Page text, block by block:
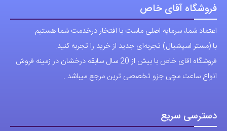
گزینه
ها
ممکن
است
در
انتخاب
فروشگاه آقای خاص
اعتماد شما، سرمایه اصلی ماست.با افتخار درخدمت شما هستیم.
با (مستر اسپشیال) تجربه‌ای جدید از خرید را تجربه کنید.
فروشگاه اقای خاص با بیش از 20 سال سابقه درخشان در زمینه فروش
انواع ساعت مچی جزو تخصصی ترین مرجع میباشد .
دسترسی سریع